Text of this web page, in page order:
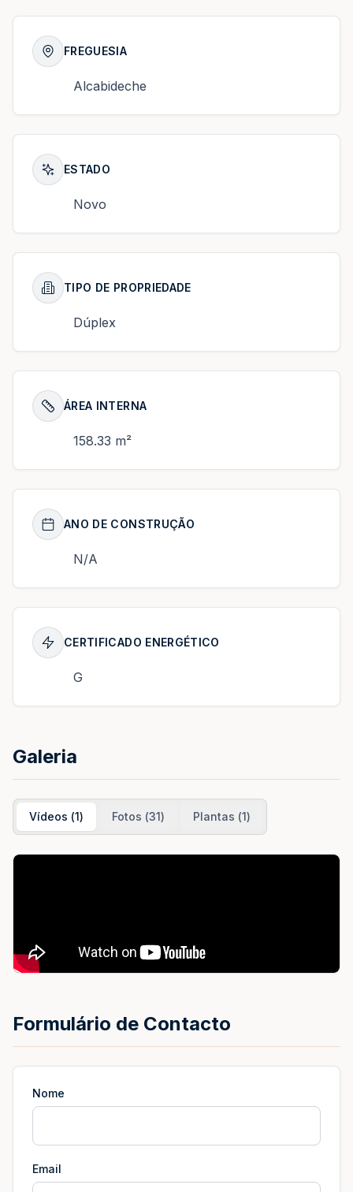
FREGUESIA
Alcabideche
ESTADO
Novo
TIPO DE PROPRIEDADE
Dúplex
ÁREA INTERNA
158.33 m²
ANO DE CONSTRUÇÃO
N/A
CERTIFICADO ENERGÉTICO
G
Galeria
Vídeos (1) Fotos (31) Plantas (1)
Formulário de Contacto
Nome
Email